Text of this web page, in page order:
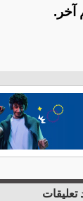
آخر.
تعليقات